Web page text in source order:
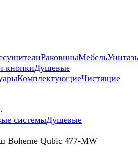
РаковиныМебель
кнопкиДушевые
КомплектующиеЧистящие
системыДушевые
Boheme Qubic 477-MW